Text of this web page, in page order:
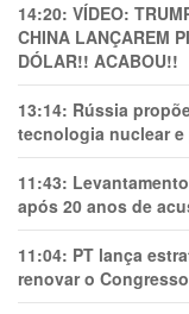
14:20: VÍDEO:
CHINA LANÇAREM
DÓLAR!! ACABOU!!
13:14: Rússia
tecnologia nuclear
11:43:
após 20 anos de
11:04: PT lança
renovar o